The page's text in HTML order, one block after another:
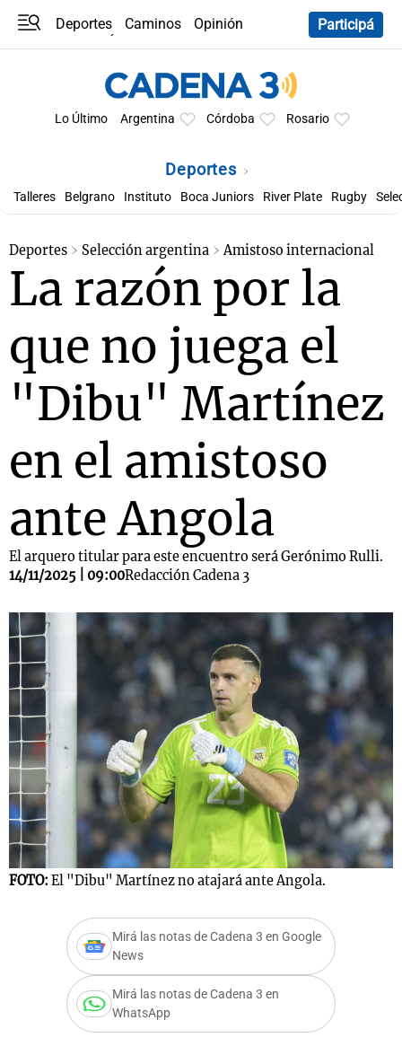
Deportes Caminos
Opinión
Participá
Lo Último Argentina Córdoba Rosario
Deportes
Talleres Belgrano Instituto Boca Juniors River Plate Rugby
Deportes Selección argentina Amistoso internacional
La razón por la
que no juega el
"Dibu" Martínez
en el amistoso
ante Angola
El arquero titular para este encuentro será Gerónimo Rulli.
14/11/2025 | 09:00Redacción Cadena 3
FOTO: El "Dibu" Martínez no atajará ante Angola.
Mirá las notas de Cadena 3 en Google
News
Mirá las notas de Cadena 3 en
WhatsApp
Mundial 2026
Notas
La Sole en
Cadena 3